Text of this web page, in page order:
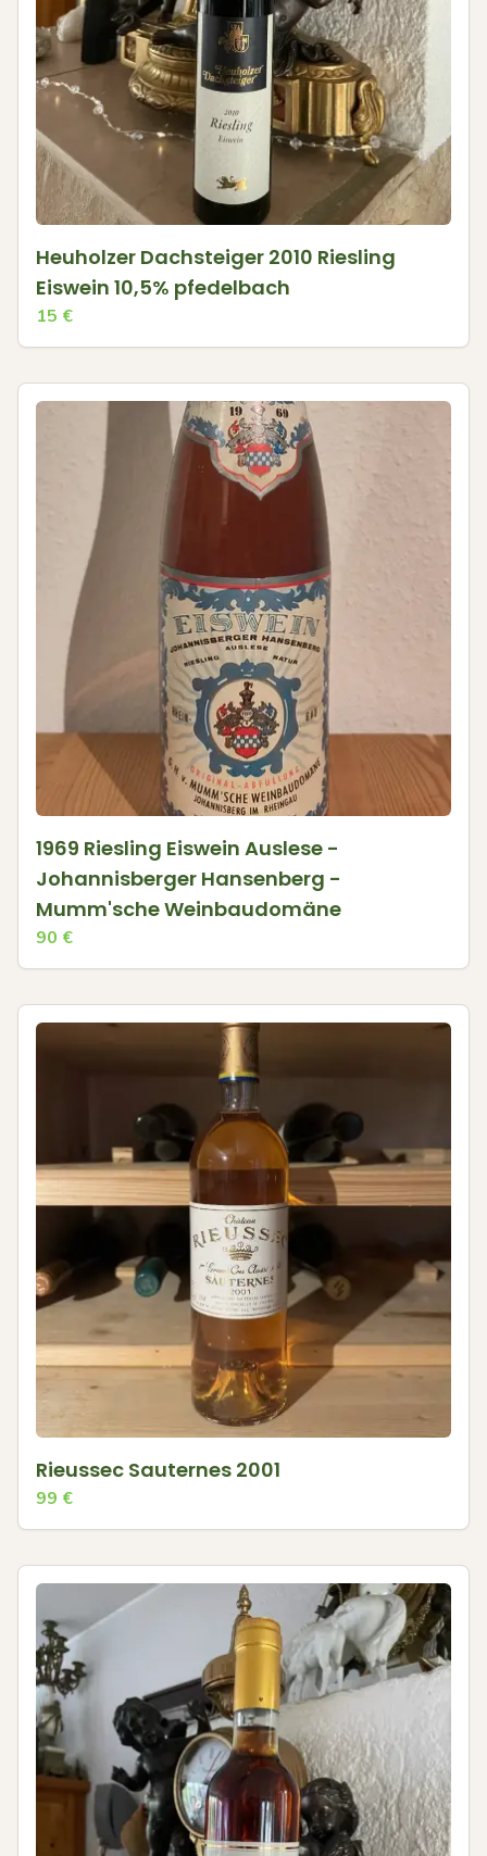
Heuholzer Dachsteiger 2010 Riesling
Eiswein 10,5% pfedelbach
15 €
1969 Riesling Eiswein Auslese -
Johannisberger Hansenberg -
Mumm'sche Weinbaudomäne
90 €
Rieussec Sauternes 2001
99 €